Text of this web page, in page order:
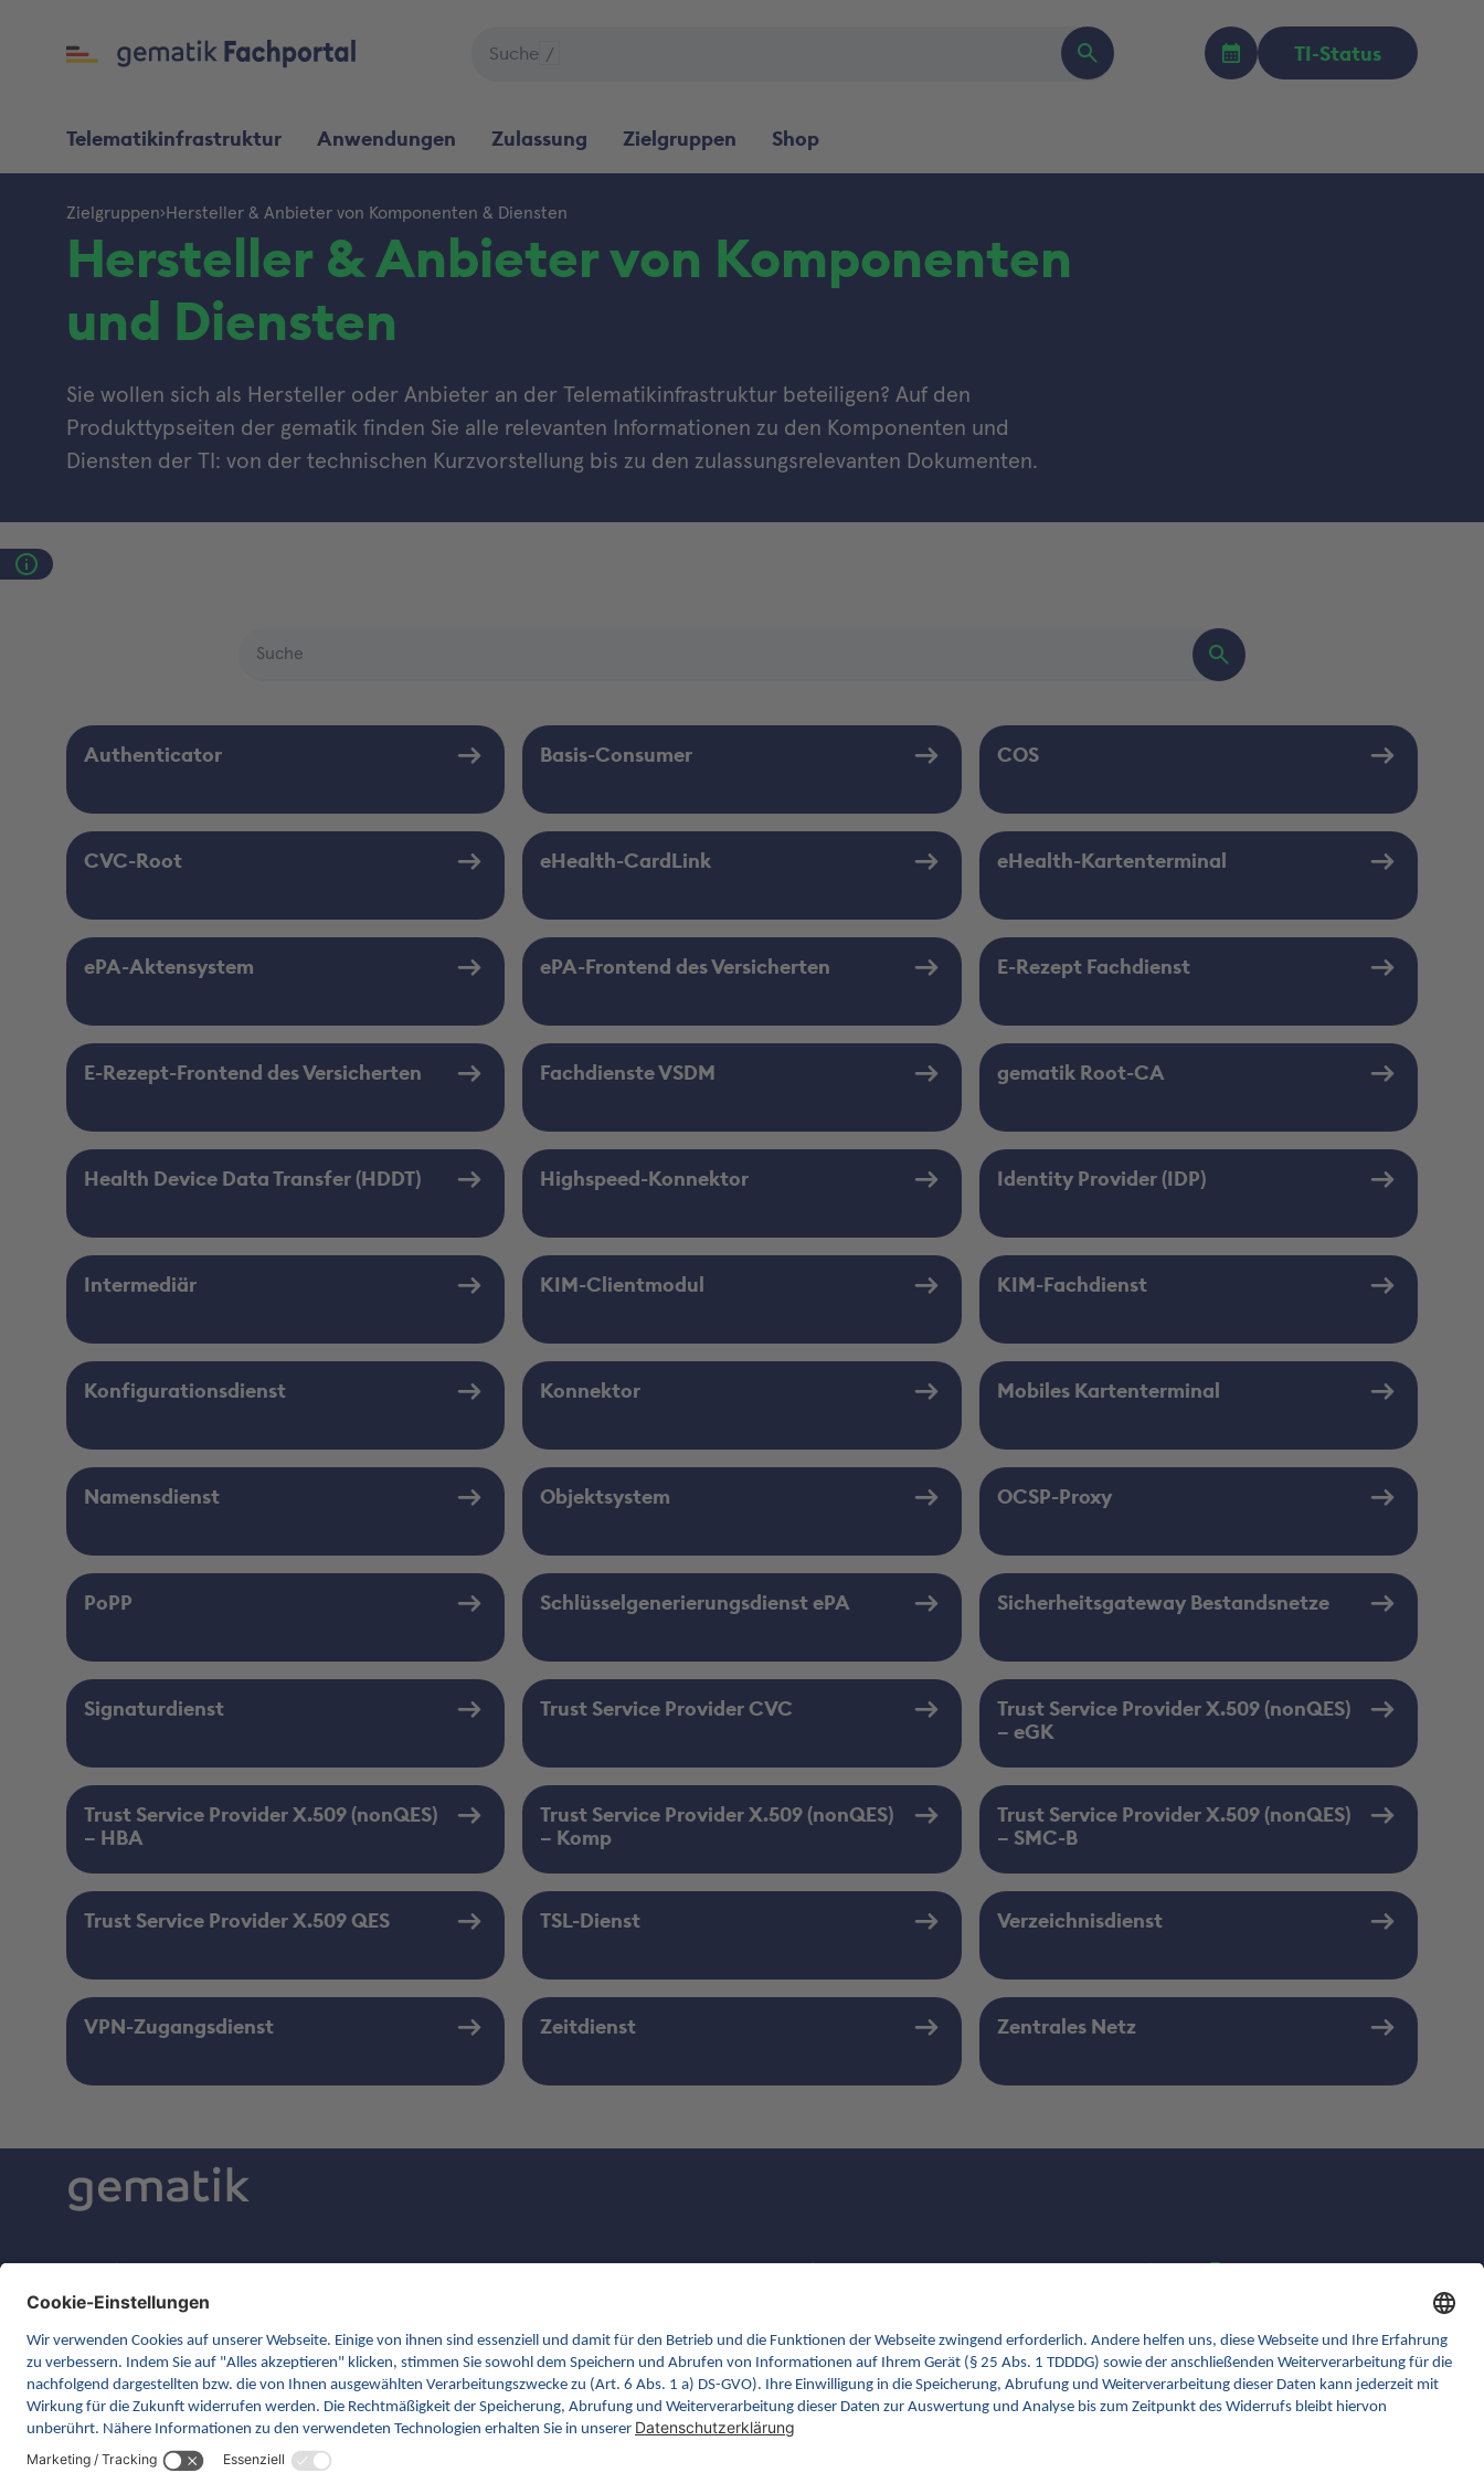
Suche / TI-Status
Telematikinfrastruktur Anwendungen Zulassung Zielgruppen Shop
Zielgruppen Hersteller & Anbieter von Komponenten & Diensten
Hersteller & Anbieter von Komponenten
und Diensten
Sie wollen sich als Hersteller oder Anbieter an der Telematikinfrastruktur beteiligen? Auf den
Produkttypseiten der gematik finden Sie alle relevanten Informationen zu den Komponenten und
Diensten der TI: von der technischen Kurzvorstellung bis zu den zulassungsrelevanten Dokumenten.
Authenticator Basis-Consumer COS
CVC-Root eHealth-CardLink eHealth-Kartenterminal
ePA-Aktensystem ePA-Frontend des Versicherten E-Rezept Fachdienst
E-Rezept-Frontend des Versicherten Fachdienste VSDM gematik Root-CA
Health Device Data Transfer (HDDT) Highspeed-Konnektor Identity Provider (IDP)
Intermediär KIM-Clientmodul KIM-Fachdienst
Konfigurationsdienst Konnektor Mobiles Kartenterminal
Namensdienst Objektsystem OCSP-Proxy
PoPP Schlüsselgenerierungsdienst ePA Sicherheitsgateway Bestandsnetze
Signaturdienst Trust Service Provider CVC
Trust Service Provider X.509 (nonQES)
– eGK
Trust Service Provider X.509 (nonQES)
– HBA
Trust Service Provider X.509 (nonQES)
– Komp
Trust Service Provider X.509 (nonQES)
– SMC-B
Trust Service Provider X.509 QES TSL-Dienst Verzeichnisdienst
VPN-Zugangsdienst Zeitdienst Zentrales Netz
Rosenthaler Straße 30
10178 Berlin
Kontakt
Fachveranstaltungen
Glossar
gemspec.gematik.de
gemmunity.de
github